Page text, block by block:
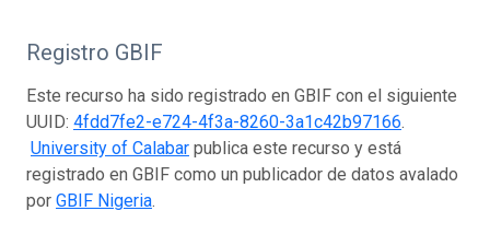
Registro GBIF
Este recurso ha sido registrado en GBIF con el siguiente
UUID: 4fdd7fe2-e724-4f3a-8260-3a1c42b97166.
University of Calabar publica este recurso y está
registrado en GBIF como un publicador de datos avalado
por GBIF Nigeria.